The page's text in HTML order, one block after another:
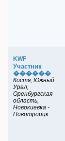
KWF
Участник
������
Костя, Южный
Урал,
Оренбургская
область,
Новокиевка -
Новотроицк